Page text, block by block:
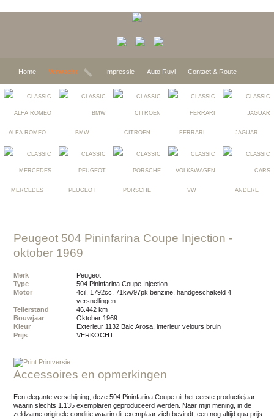
Home Verwacht Impressie Auto Ruyl Contact & Route
ALFA ROMEO BMW CITROEN FERRARI JAGUAR
MERCEDES PEUGEOT PORSCHE VW ANDERE
Peugeot 504 Pininfarina Coupe Injection -
oktober 1969
Merk
Peugeot
Type
504 Pininfarina Coupe Injection
Motor
4cil. 1792cc, 71kw/97pk benzine, handgeschakeld 4
versnellingen
Tellerstand
46.442 km
Bouwjaar
oktober 1969
Kleur
exterieur 1132 Balc Arosa, interieur velours bruin
Prijs
VERKOCHT
Printversie
Accessoires en opmerkingen
Een elegante verschijning, deze 504 Pininfarina Coupe uit het eerste productiejaar
waarin slechts 1.135 exemplaren geproduceerd werden. Naar mijn mening, in de
zeldzame originele conditie waarin dit exemplaar zich bevindt, een nog altijd qua prijs